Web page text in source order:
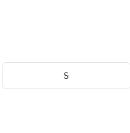
S